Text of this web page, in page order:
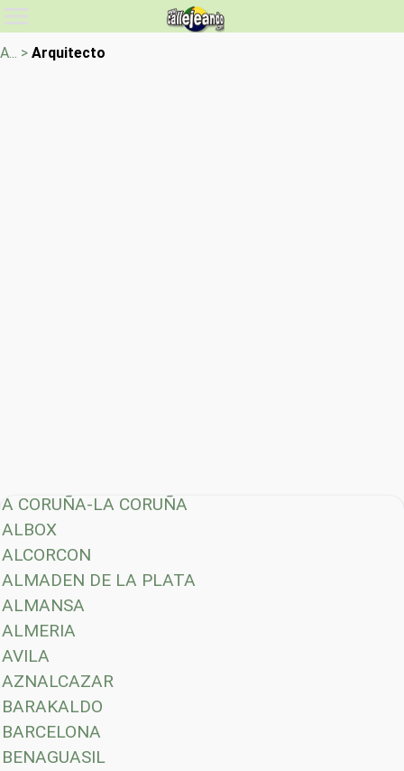
A... > Arquitecto
A CORUÑA-LA CORUÑA
ALBOX
ALCORCON
ALMADEN DE LA PLATA
ALMANSA
ALMERIA
AVILA
AZNALCAZAR
BARAKALDO
BARCELONA
BENAGUASIL